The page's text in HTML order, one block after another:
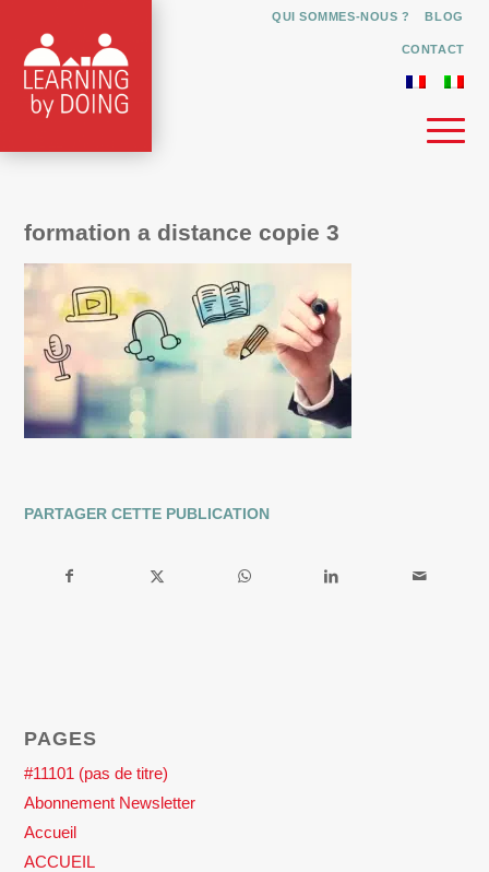
QUI SOMMES-NOUS ? BLOG
CONTACT
formation a distance copie 3
PARTAGER CETTE PUBLICATION
PAGES
#11101 (pas de titre)
Abonnement Newsletter
Accueil
ACCUEIL